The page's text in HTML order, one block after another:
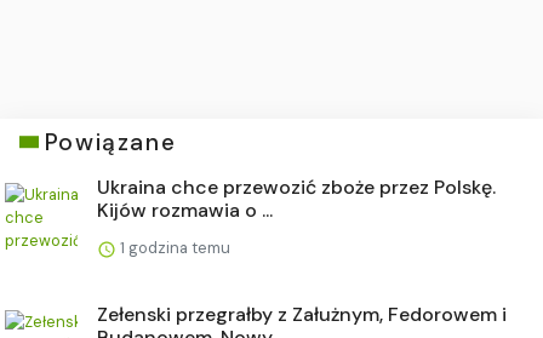
Powiązane
Ukraina chce przewozić zboże przez Polskę.
Kijów rozmawia o ...
1 godzina temu
Zełenski przegrałby z Załużnym, Fedorowem i